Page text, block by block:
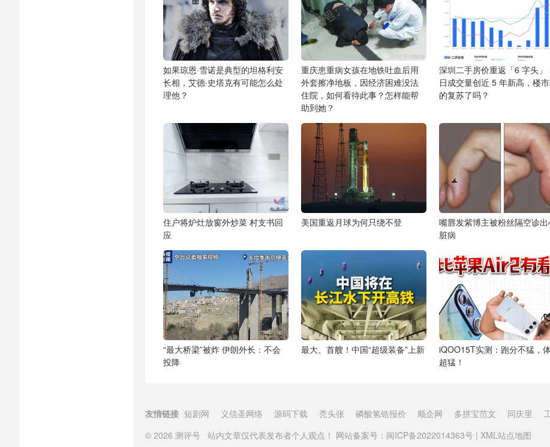
如果琼恩·雪诺是典型的坦格利安
长相，艾德·史塔克有可能怎么处
理他？
重庆患重病女孩在地铁吐血后用
外套擦净地板，因经济困难没法
住院，如何看待此事？怎样能帮
助到她？
深圳二手房价重返「6 字头」
日成交量创近 5 年新高，楼
的复苏了吗？
住户将炉灶放窗外炒菜 村支书回
应
美国重返月球为何只绕不登
嘴唇发紫博主被粉丝隔空诊
脏病
“最大桥梁”被炸 伊朗外长：不会
投降
最大、首艘！中国“超级装备”上新
iQOO15T实测：跑分不猛，
超猛！
友情链接 短剧网 义信圣网络 源码下载 秃头张 磷酸氢锆报价 顺企网 多拼宝范文 同庆里
© 2026 测评号 站内文章仅代表发布者个人观点！ 网站备案号： 闽ICP备2022014363号 | XML站点地图